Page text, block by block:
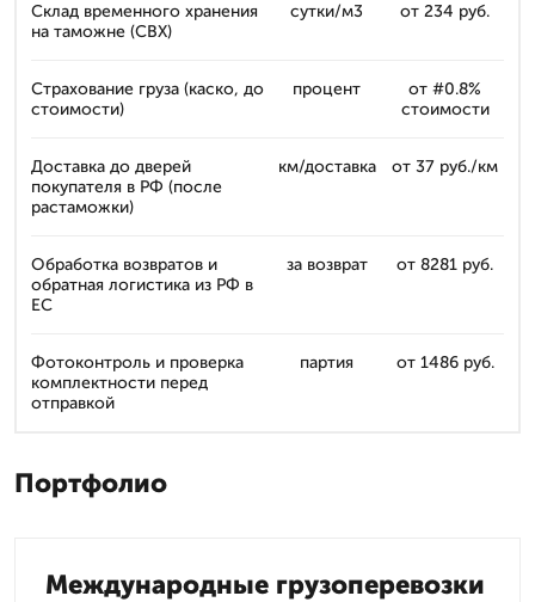
Склад временного хранения
на таможне (СВХ)
сутки/м3 от 234 руб.
Страхование груза (каско, до
стоимости)
процент
от #0.8%
стоимости
Доставка до дверей
покупателя в РФ (после
растаможки)
км/доставка от 37 руб./км
Обработка возвратов и
обратная логистика из РФ в
ЕС
за возврат от 8281 руб.
Фотоконтроль и проверка
комплектности перед
отправкой
партия от 1486 руб.
Портфолио
Международные грузоперевозки